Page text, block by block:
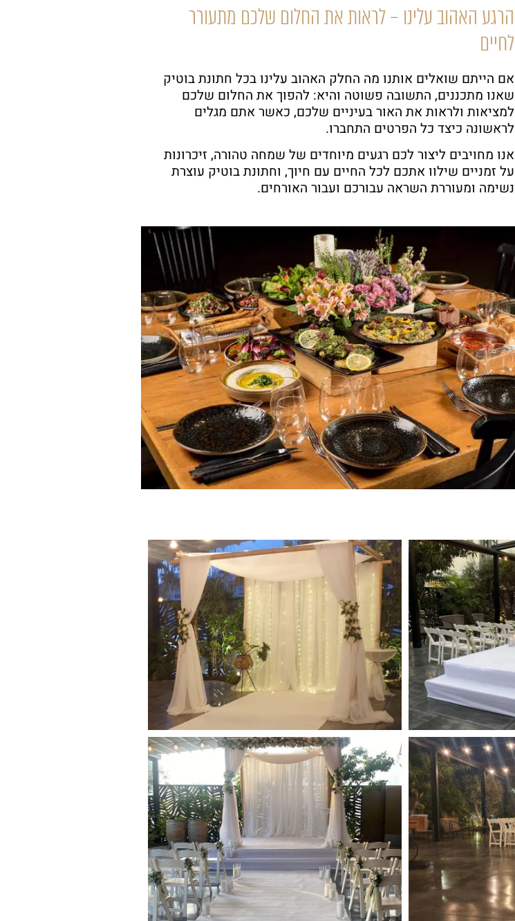
הרגע האהוב עלינו – לראות את החלום שלכם מתעורר
לחיים
אם הייתם שואלים אותנו מה החלק האהוב עלינו בכל חתונת בוטיק
שאנו מתכננים, התשובה פשוטה והיא: להפוך את החלום שלכם
למציאות ולראות את האור בעיניים שלכם, כאשר אתם מגלים
לראשונה כיצד כל הפרטים התחברו.
אנו מחויבים ליצור לכם רגעים מיוחדים של שמחה טהורה, זיכרונות
על זמניים שילוו אתכם לכל החיים עם חיוך, וחתונת בוטיק עוצרת
נשימה ומעוררת השראה עבורכם ועבור האורחים.
אירועי קיץ 2026
בואו לחגוג באווירה הכי נעימה שיש עם תפריט קיצי מרענן במיוחד
קראתי ואני מאשר/ת אתמדיניות הפרטיותשל האתר